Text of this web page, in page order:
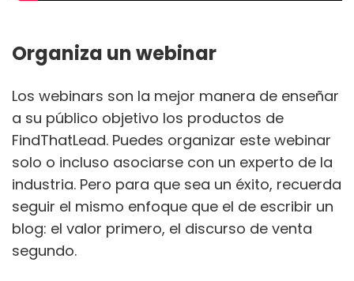
Organiza un webinar
Los webinars son la mejor manera de enseñar
a su público objetivo los productos de
FindThatLead. Puedes organizar este webinar
solo o incluso asociarse con un experto de la
industria. Pero para que sea un éxito, recuerda
seguir el mismo enfoque que el de escribir un
blog: el valor primero, el discurso de venta
segundo.